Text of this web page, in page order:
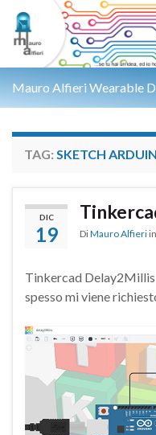
Mauro Alfieri Wearable
TAG: SKETCH
DIC
19 DiMauro Alfieri in
Tinkercad
spesso mi viene